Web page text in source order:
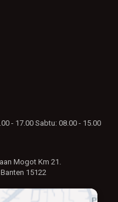
- 17.00Sabtu: 08.00 - 15.00
Mogot Km 21.
15122